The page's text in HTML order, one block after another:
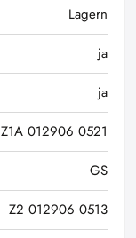
Lagern
ja
ja
Z1A 012906 0521
GS
Z2 012906 0513